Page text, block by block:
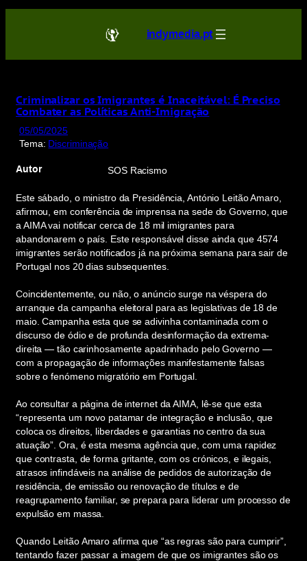
Saltar
conteúdo
indymedia.pt
Criminalizar os Imigrantes é Inaceitável: É Preciso
Combater as Políticas Anti-Imigração
05/05/2025
Tema: Discriminação
Autor SOS Racismo
Este sábado, o ministro da Presidência, António Leitão Amaro,
afirmou, em conferência de imprensa na sede do Governo, que
a AIMA vai notificar cerca de 18 mil imigrantes para
abandonarem o país. Este responsável disse ainda que 4574
imigrantes serão notificados já na próxima semana para sair de
Portugal nos 20 dias subsequentes.
Coincidentemente, ou não, o anúncio surge na véspera do
arranque da campanha eleitoral para as legislativas de 18 de
maio. Campanha esta que se adivinha contaminada com o
discurso de ódio e de profunda desinformação da extrema-
direita — tão carinhosamente apadrinhado pelo Governo —
com a propagação de informações manifestamente falsas
sobre o fenómeno migratório em Portugal.
Ao consultar a página de internet da AIMA, lê-se que esta
“representa um novo patamar de integração e inclusão, que
coloca os direitos, liberdades e garantias no centro da sua
atuação”. Ora, é esta mesma agência que, com uma rapidez
que contrasta, de forma gritante, com os crónicos, e ilegais,
atrasos infindáveis na análise de pedidos de autorização de
residência, de emissão ou renovação de títulos e de
reagrupamento familiar, se prepara para liderar um processo de
expulsão em massa.
Quando Leitão Amaro afirma que “as regras são para cumprir”,
tentando fazer passar a imagem de que os imigrantes são os